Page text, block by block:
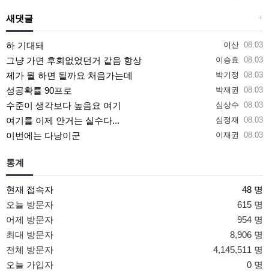
+
새댓글
이산 08.03
하 기대돼
이승효 08.03
그냥 가면 후회없었던거 같음 항상
박기정 08.03
제가 뭘 하면 될까요 처음가는데
박재권 08.03
성공확률 90프로
심상수 08.03
수준이 생각보다 높음요 여기
심정재 08.03
여기를 이제 안거는 실수다...
이재권 08.03
이번에는 다낭이군
통계
현재 접속자
48 명
오늘 방문자
615 명
어제 방문자
954 명
최대 방문자
8,906 명
전체 방문자
4,145,511 명
오늘 가입자
0 명